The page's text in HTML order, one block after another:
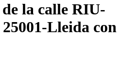
la calle RIU-
Lleida con